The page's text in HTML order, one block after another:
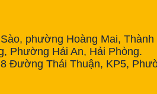
phường Hoàng Mai,
Phường Hải An, Hải Phòng.
Đường Thái Thuận, KP5,